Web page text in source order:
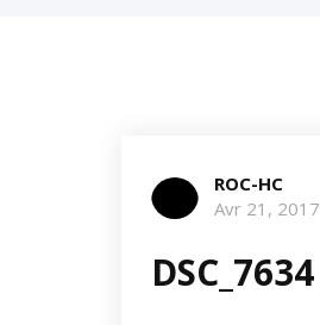
ROC-HC
Avr 21, 2017
DSC_7634